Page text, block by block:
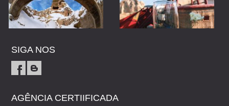
SIGA NOS
AGÊNCIA CERTIIFICADA